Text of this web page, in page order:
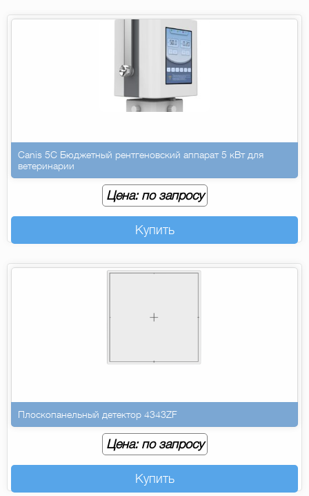
Canis 5C Бюджетный рентгеновский аппарат 5 кВт для
ветеринарии
Цена: по запросу
Купить
Плоскопанельный детектор 4343ZF
Цена: по запросу
Купить